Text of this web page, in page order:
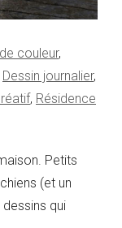
couleur,
Dessin journalier,
, Résidence
Petits
(et un
qui